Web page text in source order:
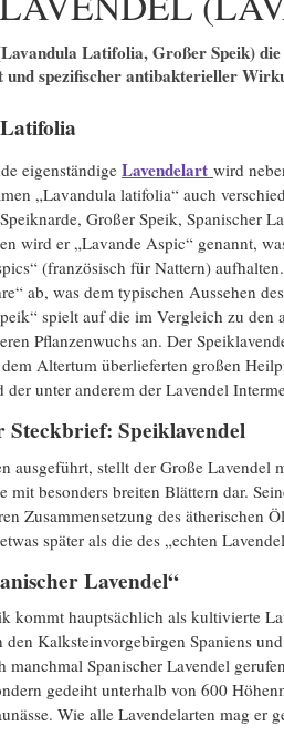
Latifolia, Großer Speik)
spezifischer antibakterieller
eigenständigeLavendelart wird
„Lavandula latifolia“ auch
Großer Speik, Spanischer
wird er „Lavande Aspic“ genannt,
(französisch für Nattern)
ab, was dem typischen Aussehen
spielt auf die im Vergleich zu
Pflanzenwuchs an. Der
Altertum überlieferten großen
der unter anderem der Lavendel
Steckbrief: Speiklavendel
ausgeführt, stellt der Große
mit besonders breiten Blättern dar.
Zusammensetzung des ätherischen
später als die des „echten
Lavendel“
kommt hauptsächlich als kultivierte
den Kalksteinvorgebirgen Spaniens
manchmal Spanischer Lavendel
gedeiht unterhalb von 600
Wie alle Lavendelarten mag er